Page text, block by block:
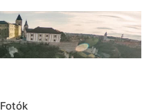
Fotók